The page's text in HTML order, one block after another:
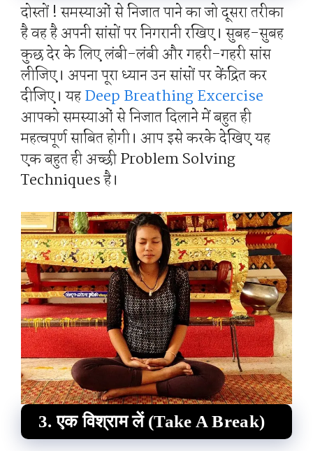
दोस्तों ! समस्याओं से निजात पाने का जो दूसरा तरीका
है वह है अपनी सांसों पर निगरानी रखिए। सुबह-सुबह
कुछ देर के लिए लंबी-लंबी और गहरी-गहरी सांस
लीजिए। अपना पूरा ध्यान उन सांसों पर केंद्रित कर
दीजिए। यहDeep Breathing Excercise
आपको समस्याओं से निजात दिलाने में बहुत ही
महत्वपूर्ण साबित होगी। आप इसे करके देखिए यह
एक बहुत ही अच्छी Problem Solving
Techniques है।
3. एक विश्राम लें (Take A Break)